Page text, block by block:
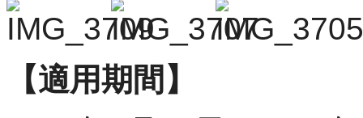
【適用期間】